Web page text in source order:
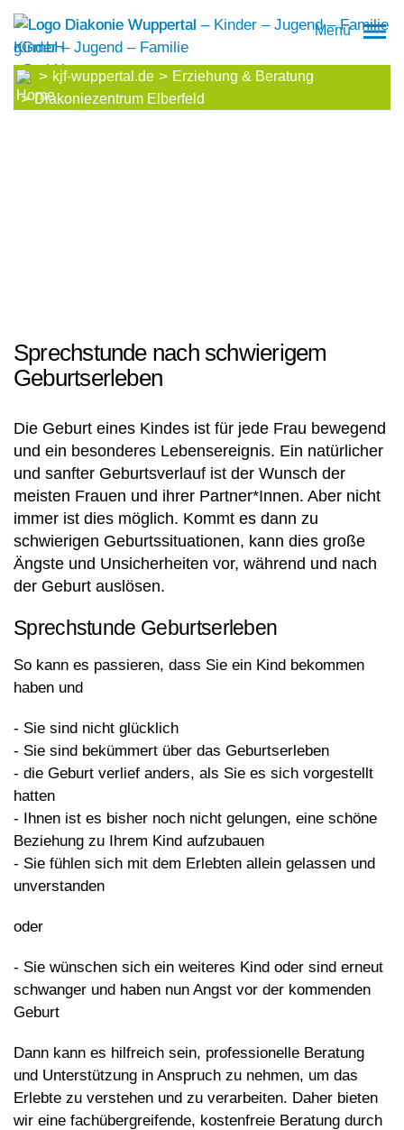
Menü
kjf-wuppertal.de
Erziehung & Beratung
Diakoniezentrum Elberfeld
Sprechstunde nach schwierigem
Geburtserleben
Die Geburt eines Kindes ist für jede Frau bewegend
und ein besonderes Lebensereignis. Ein natürlicher
und sanfter Geburtsverlauf ist der Wunsch der
meisten Frauen und ihrer Partner*Innen. Aber nicht
immer ist dies möglich. Kommt es dann zu
schwierigen Geburtssituationen, kann dies große
Ängste und Unsicherheiten vor, während und nach
der Geburt auslösen.
Sprechstunde Geburtserleben
So kann es passieren, dass Sie ein Kind bekommen
haben und
- Sie sind nicht glücklich
- Sie sind bekümmert über das Geburtserleben
- die Geburt verlief anders, als Sie es sich vorgestellt
hatten
- Ihnen ist es bisher noch nicht gelungen, eine schöne
Beziehung zu Ihrem Kind aufzubauen
- Sie fühlen sich mit dem Erlebten allein gelassen und
unverstanden
oder
- Sie wünschen sich ein weiteres Kind oder sind erneut
schwanger und haben nun Angst vor der kommenden
Geburt
Dann kann es hilfreich sein, professionelle Beratung
und Unterstützung in Anspruch zu nehmen, um das
Erlebte zu verstehen und zu verarbeiten. Daher bieten
wir eine fachübergreifende, kostenfreie Beratung durch